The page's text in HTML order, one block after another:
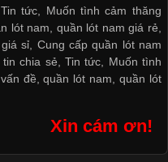
tức, Muốn tình cảm thăng
lót nam, quần lót nam giá rẻ,
sỉ
Cung cấp quần lót nam
tin chia sẻ Tin tức
Muốn tình
đề ,quần lót nam
quần lót
Xin cám ơn!